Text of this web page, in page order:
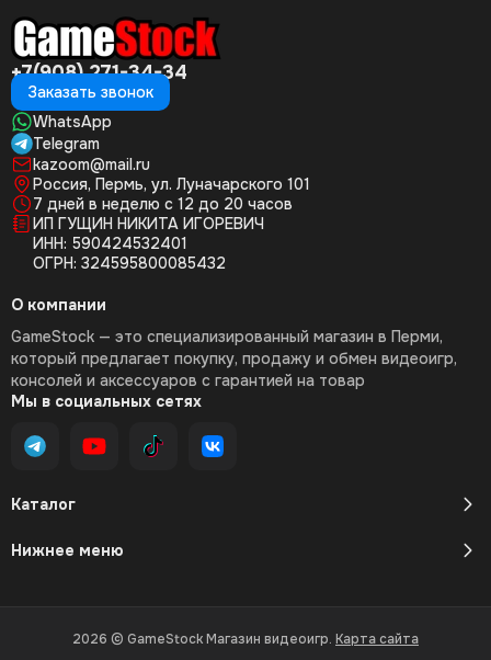
+7(908) 271-34-34
Заказать звонок
WhatsApp
Telegram
kazoom@mail.ru
Россия, Пермь, ул. Луначарского 101
7 дней в неделю с 12 до 20 часов
ИП ГУЩИН НИКИТА ИГОРЕВИЧ
ИНН: 590424532401
ОГРН: 324595800085432
Каталог
Нижнее меню
О компании
GameStock — это специализированный магазин в Перми,
который предлагает покупку, продажу и обмен видеоигр,
консолей и аксессуаров с гарантией на товар
Мы в социальных сетях
2026 © GameStock Магазин видеоигр. Карта сайта